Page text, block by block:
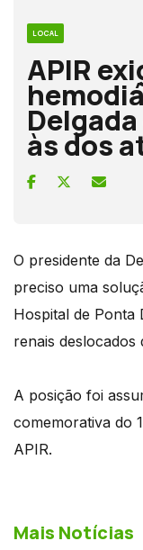
LOCAL
APIR
às dos
O presidente da
preciso uma
Hospital de Ponta
renais deslocados
A posição foi
comemorativa do
APIR.
Mais Notícias